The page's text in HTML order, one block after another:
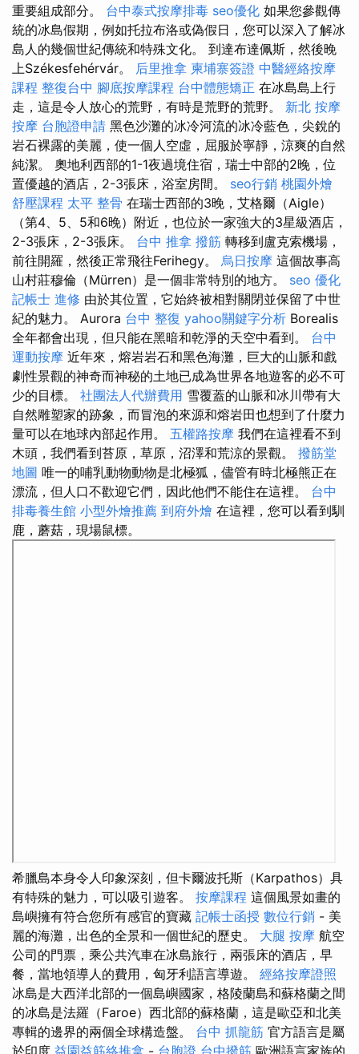
重要組成部分。 台中泰式按摩排毒 seo優化 如果您參觀傳
統的冰島假期，例如托拉布洛或偽假日，您可以深入了解冰
島人的幾個世紀傳統和特殊文化。 到達布達佩斯，然後晚
上Székesfehérvár。 后里推拿 柬埔寨簽證 中醫經絡按摩
課程 整復台中 腳底按摩課程 台中體態矯正 在冰島島上行
走，這是令人放心的荒野，有時是荒野的荒野。 新北 按摩
按摩 台胞證申請 黑色沙灘的冰冷河流的冰冷藍色，尖銳的
岩石裸露的美麗，使一個人空虛，屈服於寧靜，涼爽的自然
純潔。 奧地利西部的1-1夜過境住宿，瑞士中部的2晚，位
置優越的酒店，2-3張床，浴室房間。 seo行銷 桃園外燴
舒壓課程 太平 整骨 在瑞士西部的3晚，艾格爾（Aigle）
（第4、5、5和6晚）附近，也位於一家強大的3星級酒店，
2-3張床，2-3張床。 台中 推拿 撥筋 轉移到盧克索機場，
前往開羅，然後正常飛往Ferihegy。 烏日按摩 這個故事高
山村莊穆倫（Mürren）是一個非常特別的地方。 seo 優化
記帳士 進修 由於其位置，它始終被相對關閉並保留了中世
紀的魅力。 Aurora 台中 整復 yahoo關鍵字分析 Borealis
全年都會出現，但只能在黑暗和乾淨的天空中看到。 台中
運動按摩 近年來，熔岩岩石和黑色海灘，巨大的山脈和戲
劇性景觀的神奇而神秘的土地已成為世界各地遊客的必不可
少的目標。 社團法人代辦費用 雪覆蓋的山脈和冰川帶有大
自然雕塑家的跡象，而冒泡的來源和熔岩田也想到了什麼力
量可以在地球內部起作用。 五權路按摩 我們在這裡看不到
木頭，我們看到苔原，草原，沼澤和荒涼的景觀。 撥筋堂
地圖 唯一的哺乳動物動物是北極狐，儘管有時北極熊正在
漂流，但人口不歡迎它們，因此他們不能住在這裡。 台中
排毒養生館 小型外燴推薦 到府外燴 在這裡，您可以看到馴
鹿，蘑菇，現場鼠標。
希臘島本身令人印象深刻，但卡爾波托斯（Karpathos）具
有特殊的魅力，可以吸引遊客。 按摩課程 這個風景如畫的
島嶼擁有符合您所有感官的寶藏 記帳士函授 數位行銷 - 美
麗的海灘，出色的全景和一個世紀的歷史。 大腿 按摩 航空
公司的門票，乘公共汽車在冰島旅行，兩張床的酒店，早
餐，當地領導人的費用，匈牙利語言導遊。 經絡按摩證照
冰島是大西洋北部的一個島嶼國家，格陵蘭島和蘇格蘭之間
的冰島是法羅（Faroe）西北部的蘇格蘭，這是歐亞和北美
專輯的邊界的兩個全球構造盤。 台中 抓龍筋 官方語言是屬
於印度 益園益筋絡推拿 - 台胞證 台中撥筋 歐洲語言家族的